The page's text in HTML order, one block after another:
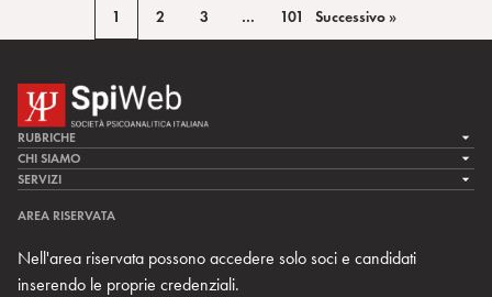
1 2 3 … 101 Successivo »
RUBRICHE
LA CURA
LA RICERCA
MULTIMEDIA
CHI SIAMO
LA SPI
TEAM DI SPIWEB
CONTATTI
RIVISTE
SERVIZI
ARCHIVIO STORICO
AREA RISERVATA
Nell'area riservata possono accedere solo soci e candidati
inserendo le proprie credenziali.